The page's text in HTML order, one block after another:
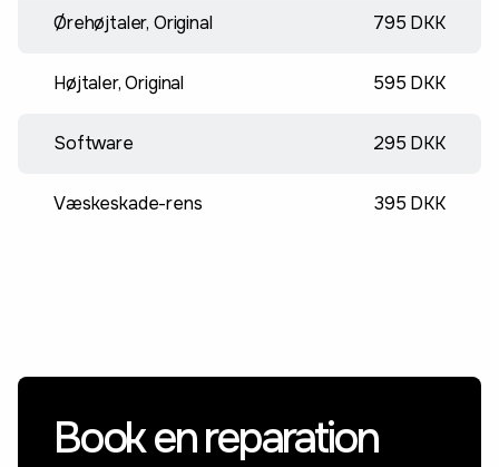
Ørehøjtaler, Original 795 DKK
Højtaler, Original 595 DKK
Software 295 DKK
Væskeskade-rens 395 DKK
Book en reparation